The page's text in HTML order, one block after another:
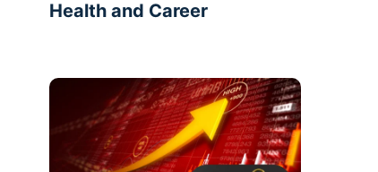
Health and Career